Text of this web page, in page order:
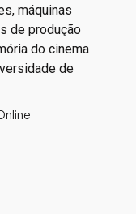
máquinas
de produção
do cinema
de